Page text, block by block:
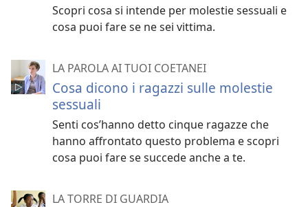
Scopri cosa si intende per molestie sessuali e
cosa puoi fare se ne sei vittima.
LA PAROLA AI TUOI COETANEI
Cosa dicono i ragazzi sulle molestie
sessuali
Senti cos’hanno detto cinque ragazze che
hanno affrontato questo problema e scopri
cosa puoi fare se succede anche a te.
LA TORRE DI GUARDIA